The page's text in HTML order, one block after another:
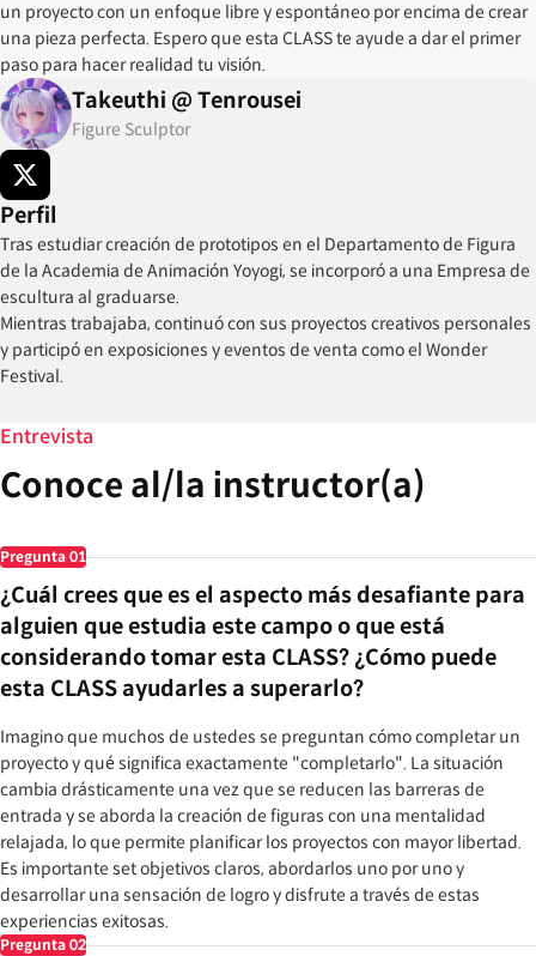
un proyecto con un enfoque libre y espontáneo por encima de crear
una pieza perfecta. Espero que esta CLASS te ayude a dar el primer
paso para hacer realidad tu visión.
Takeuthi @ Tenrousei
Figure Sculptor
Perfil
Tras estudiar creación de prototipos en el Departamento de Figura
de la Academia de Animación Yoyogi, se incorporó a una Empresa de
escultura al graduarse.
Mientras trabajaba, continuó con sus proyectos creativos personales
y participó en exposiciones y eventos de venta como el Wonder
Festival.
Azur Lane: Jabalina, Katsuragi, etc.
Señor supremo: Albedo
¡Uzaki-chan quiere pasar el rato!: Uzaki Tsuki, Uzaki Yanagi
Hatsune Miku: 00 Miku
Ilustraciones originales de Ilustrador: Leo, Kisaragi Shiina, etc.
Entrevista
Conoce al/la instructor(a)
Pregunta 01
¿Cuál crees que es el aspecto más desafiante para
alguien que estudia este campo o que está
considerando tomar esta CLASS? ¿Cómo puede
esta CLASS ayudarles a superarlo?
Imagino que muchos de ustedes se preguntan cómo completar un
proyecto y qué significa exactamente "completarlo". La situación
cambia drásticamente una vez que se reducen las barreras de
entrada y se aborda la creación de figuras con una mentalidad
relajada, lo que permite planificar los proyectos con mayor libertad.
Es importante set objetivos claros, abordarlos uno por uno y
desarrollar una sensación de logro y disfrute a través de estas
experiencias exitosas.
Pregunta 02